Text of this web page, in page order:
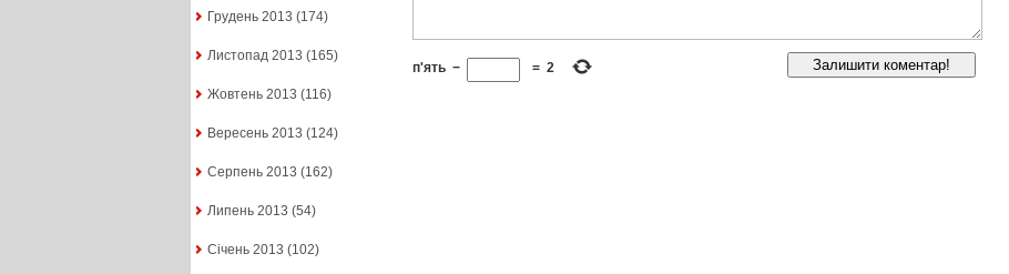
Грудень 2013 (174)
Листопад 2013 (165)
Жовтень 2013 (116)
Вересень 2013 (124)
Серпень 2013 (162)
Липень 2013 (54)
Січень 2013 (102)
п'ять − = 2